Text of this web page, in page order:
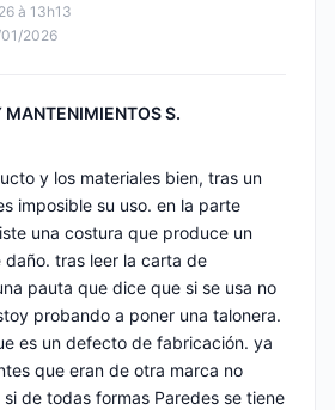
à 13h13
2026
MANTENIMIENTOS S.
y los materiales bien, tras un
imposible su uso. en la parte
una costura que produce un
tras leer la carta de
pauta que dice que si se usa no
probando a poner una talonera.
es un defecto de fabricación. ya
que eran de otra marca no
de todas formas Paredes se tiene